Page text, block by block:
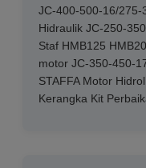
JC-400-500-16/
Hidraulik JC-250-
Staf HMB125
motor JC-350-450-
STAFFA Motor
Kerangka Kit